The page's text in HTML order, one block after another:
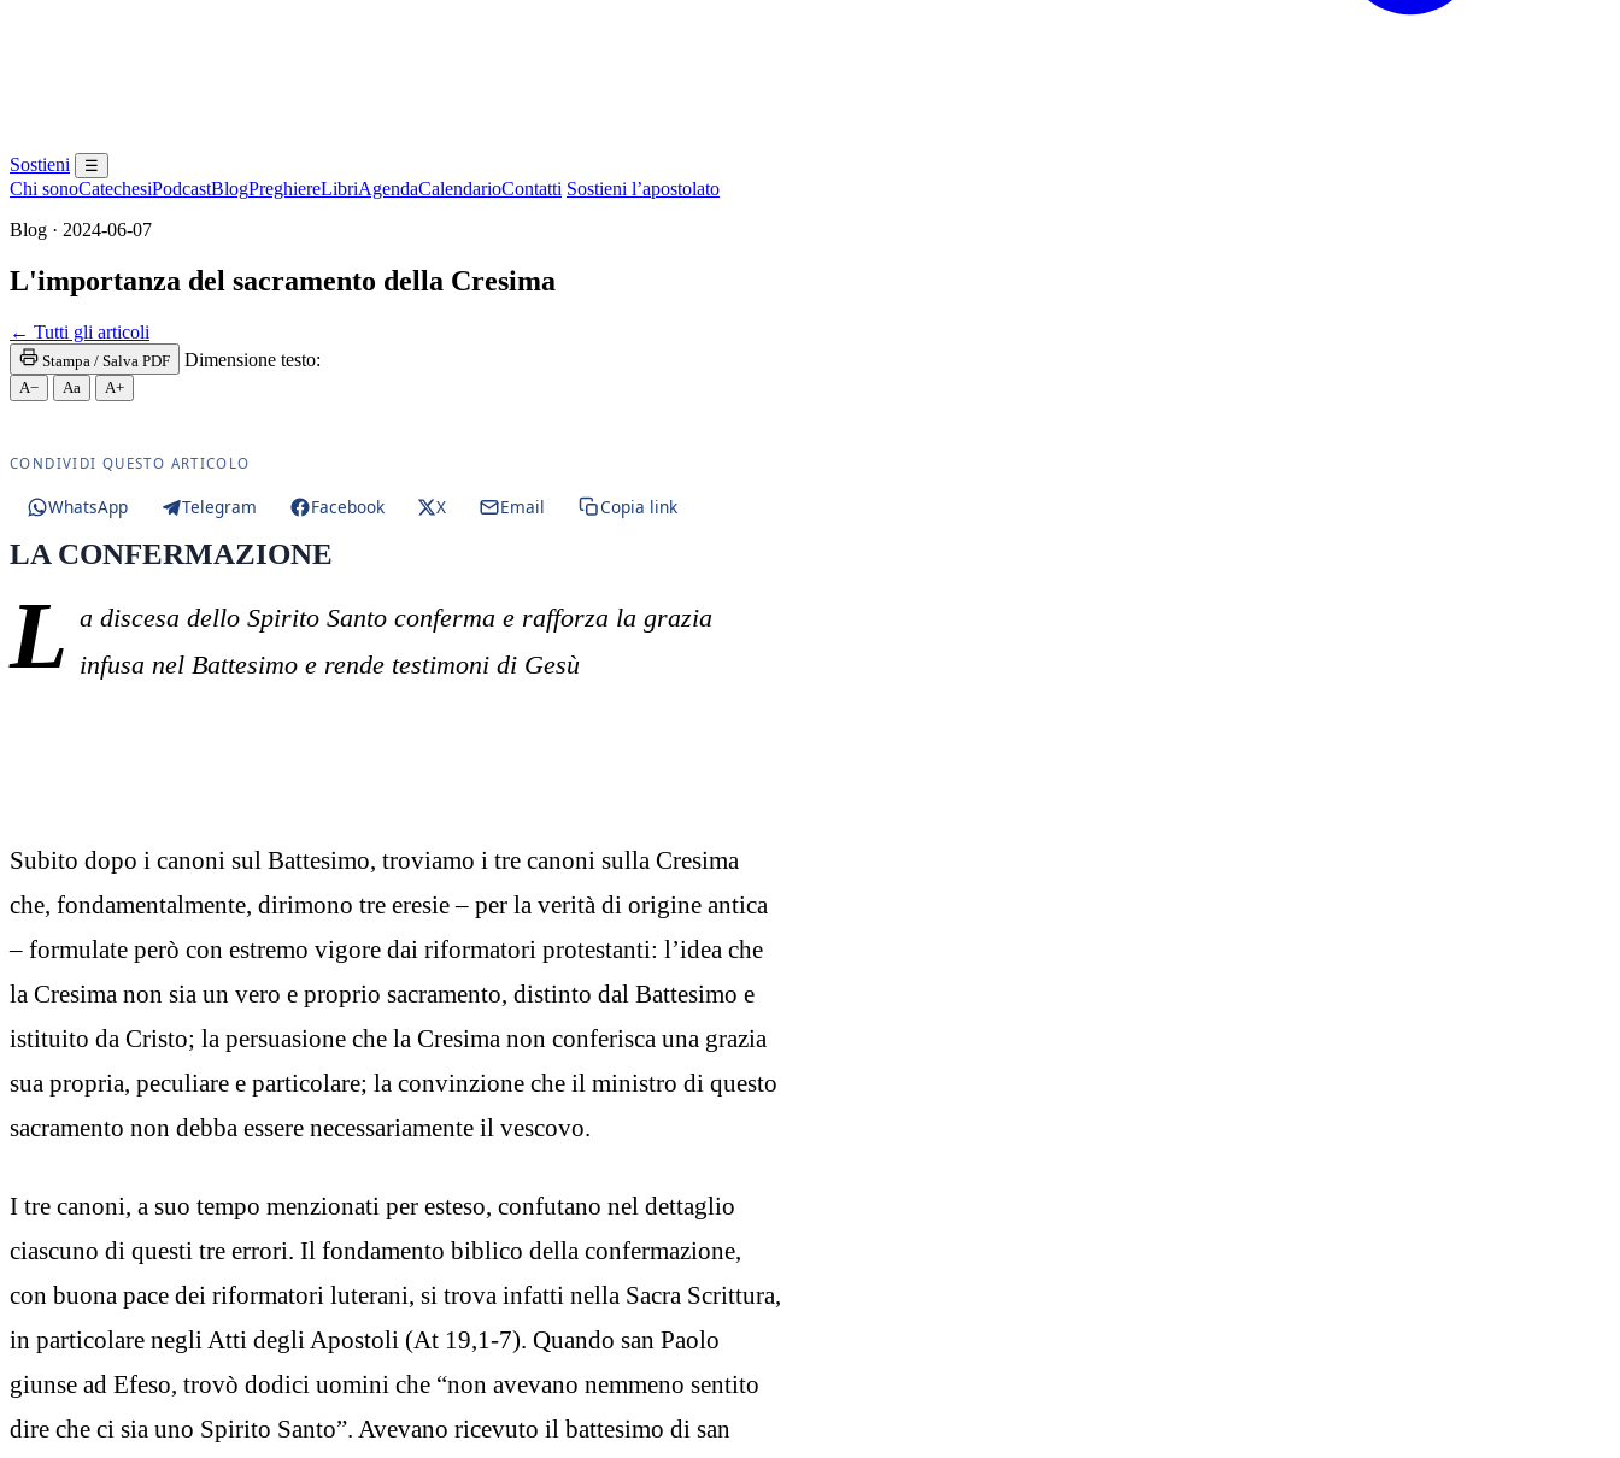
Sostieni ☰
Chi sonoCatechesiPodcastBlogPreghiereLibriAgendaCalendarioContatti Sostieni l’apostolato
Blog · 2024-06-07
L'importanza del sacramento della Cresima
← Tutti gli articoli
Stampa / Salva PDF Dimensione testo:
A− Aa A+
CONDIVIDI QUESTO ARTICOLO
WhatsApp Telegram Facebook X Email Copia link
LA CONFERMAZIONE
L a discesa dello Spirito Santo conferma e rafforza la grazia
infusa nel Battesimo e rende testimoni di Gesù
Subito dopo i canoni sul Battesimo, troviamo i tre canoni sulla Cresima
che, fondamentalmente, dirimono tre eresie – per la verità di origine antica
– formulate però con estremo vigore dai riformatori protestanti: l’idea che
la Cresima non sia un vero e proprio sacramento, distinto dal Battesimo e
istituito da Cristo; la persuasione che la Cresima non conferisca una grazia
sua propria, peculiare e particolare; la convinzione che il ministro di questo
sacramento non debba essere necessariamente il vescovo.
I tre canoni, a suo tempo menzionati per esteso, confutano nel dettaglio
ciascuno di questi tre errori. Il fondamento biblico della confermazione,
con buona pace dei riformatori luterani, si trova infatti nella Sacra Scrittura,
in particolare negli Atti degli Apostoli (At 19,1-7). Quando san Paolo
giunse ad Efeso, trovò dodici uomini che “non avevano nemmeno sentito
dire che ci sia uno Spirito Santo”. Avevano ricevuto il battesimo di san